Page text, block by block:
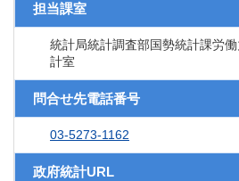
担当課室
統計局統計調査部国勢統計課労
計室
問合せ先電話番号
03-5273-1162
政府統計URL